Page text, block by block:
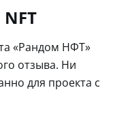
«Рандом НФТ»
отзыва. Ни
для проекта с